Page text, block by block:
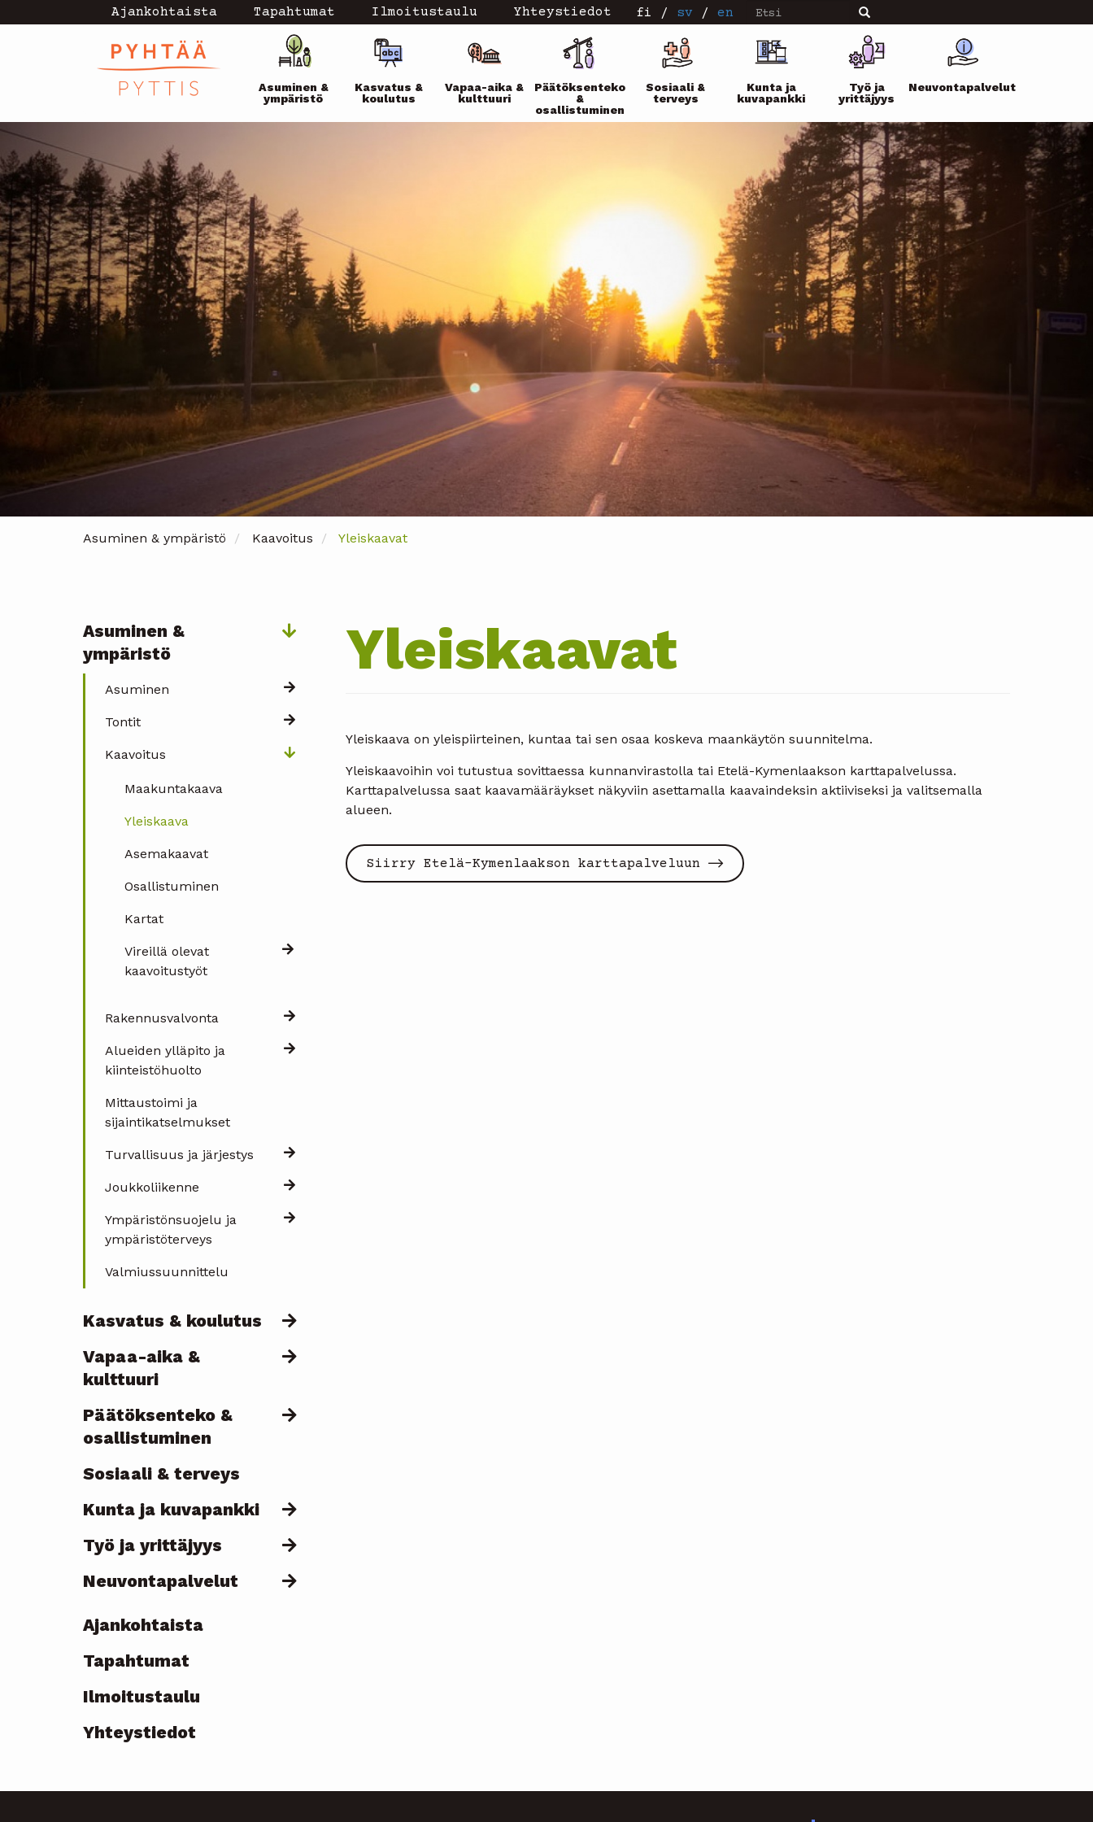
pääsisältöön
Topmenu
-
current
Ajankohtaista Tapahtumat Ilmoitustaulu Yhteystiedot fi / sv / en Etsi Etsi
Päävalikko
Asuminen &
ympäristö
Kasvatus &
koulutus
Vapaa-aika &
kulttuuri
Päätöksenteko
&
osallistuminen
Sosiaali &
terveys
Kunta ja
kuvapankki
Työ ja
yrittäjyys
Neuvontapalvelut
Asuminen & ympäristö Kaavoitus Yleiskaavat
Päävalikko
Asuminen &
ympäristö
Asuminen
Tontit
Kaavoitus
Maakuntakaava
Yleiskaava
Asemakaavat
Osallistuminen
Kartat
Vireillä olevat
kaavoitustyöt
Rakennusvalvonta
Alueiden ylläpito ja
kiinteistöhuolto
Mittaustoimi ja
sijaintikatselmukset
Turvallisuus ja järjestys
Joukkoliikenne
Ympäristönsuojelu ja
ympäristöterveys
Valmiussuunnittelu
Kasvatus & koulutus
Vapaa-aika &
kulttuuri
Päätöksenteko &
osallistuminen
Sosiaali & terveys
Kunta ja kuvapankki
Työ ja yrittäjyys
Neuvontapalvelut
Topmenu
-
current
Ajankohtaista
Tapahtumat
Ilmoitustaulu
Yhteystiedot
Yleiskaavat
Yleiskaava on yleispiirteinen, kuntaa tai sen osaa koskeva maankäytön suunnitelma.
Yleiskaavoihin voi tutustua sovittaessa kunnanvirastolla tai Etelä-Kymenlaakson karttapalvelussa.
Karttapalvelussa saat kaavamääräykset näkyviin asettamalla kaavaindeksin aktiiviseksi ja valitsemalla
alueen.
Siirry Etelä-Kymenlaakson karttapalveluun